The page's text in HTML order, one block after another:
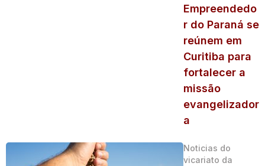
Empreendedo
r do Paraná se
reúnem em
Curitiba para
fortalecer a
missão
evangelizador
a
Noticias do
vicariato da